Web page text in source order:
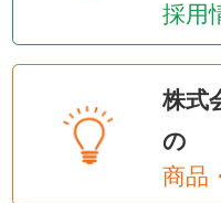
採用
株式
の
商品